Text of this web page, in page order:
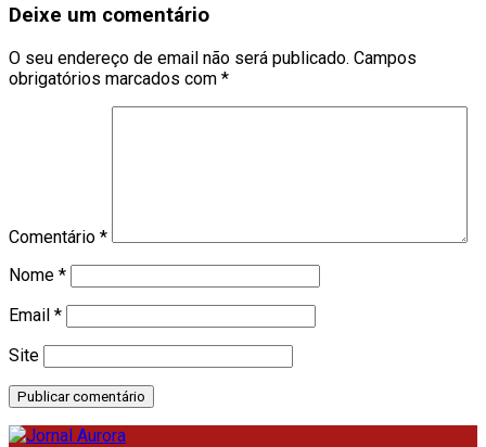
Deixe um comentário
O seu endereço de email não será publicado. Campos
obrigatórios marcados com *
Comentário *
Nome *
Email *
Site